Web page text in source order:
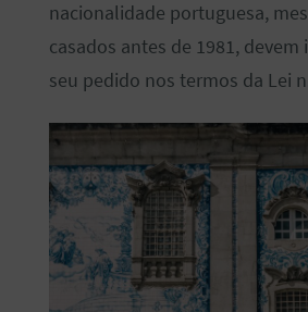
nacionalidade portuguesa,
casados antes de 1981, devem
seu pedido nos termos da Lei